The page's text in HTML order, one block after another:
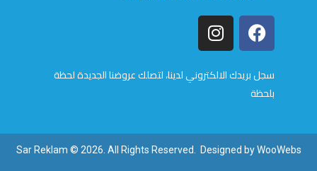
سجل بريدك الالكتروني لدينا، لتصلك عروضنا الجديدة لحظة
بلحظة
Sar Reklam © 2026. All Rights Reserved. Designed byWooWebs